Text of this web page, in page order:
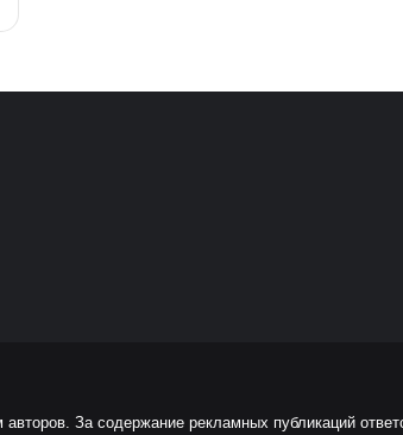
За содержание рекламных публикаций